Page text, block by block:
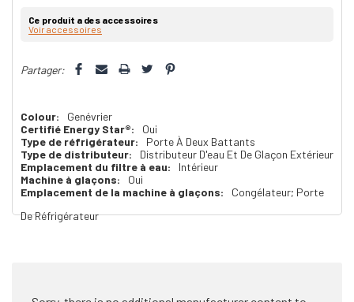
Ce produit a des accessoires
Voir accessoires
vous!
n’en
reste
plus
que
Partager:
Colour:
Genévrier
Certifié Energy Star®:
Oui
Type de réfrigérateur:
Porte À Deux Battants
Type de distributeur:
Distributeur D'eau Et De Glaçon Extérieur
Emplacement du filtre à eau:
Intérieur
Machine à glaçons:
Oui
Emplacement de la machine à glaçons:
Congélateur; Porte
De Réfrigérateur